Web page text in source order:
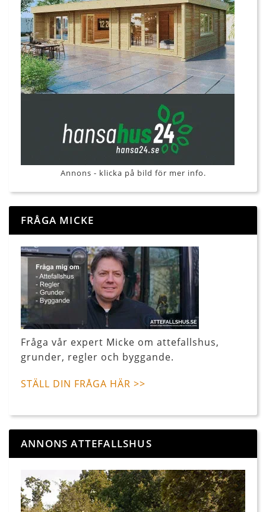
Annons - klicka på bild för mer info.
FRÅGA MICKE
Fråga vår expert Micke om attefallshus,
grunder, regler och byggande.
STÄLL DIN FRÅGA HÄR >>
ANNONS ATTEFALLSHUS